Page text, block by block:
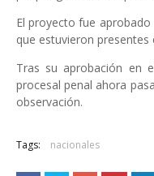
El proyecto fue
que estuvieron presentes
Tras su aprobación en
procesal penal ahora
observación.
Tags: nacionales